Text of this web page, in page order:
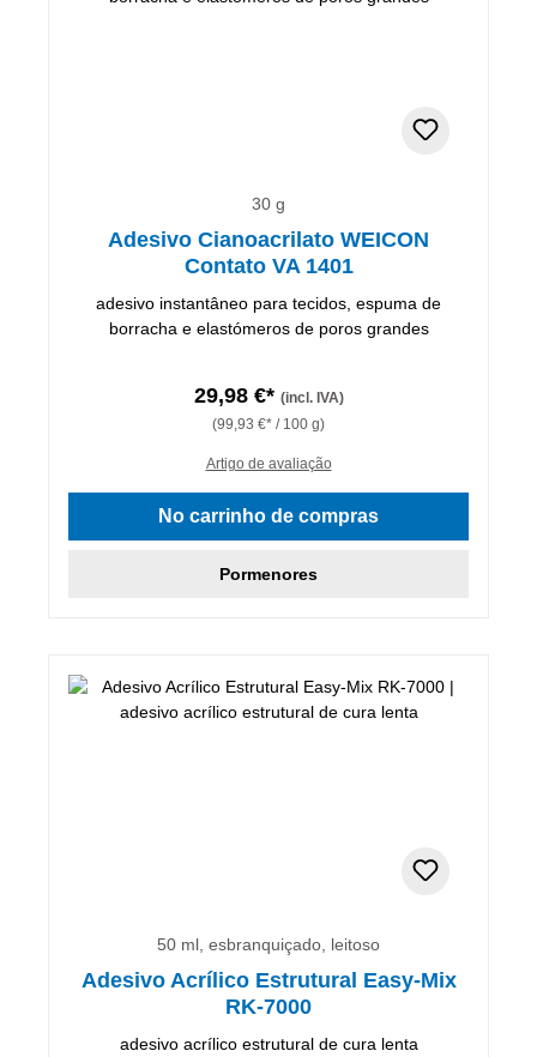
30 g
Adesivo Cianoacrilato WEICON
Contato VA 1401
adesivo instantâneo para tecidos, espuma de
borracha e elastómeros de poros grandes
29,98 €* (incl. IVA)
(99,93 €* / 100 g)
Artigo de avaliação
No carrinho de compras
Pormenores
50 ml, esbranquiçado, leitoso
Adesivo Acrílico Estrutural Easy-Mix
RK-7000
adesivo acrílico estrutural de cura lenta